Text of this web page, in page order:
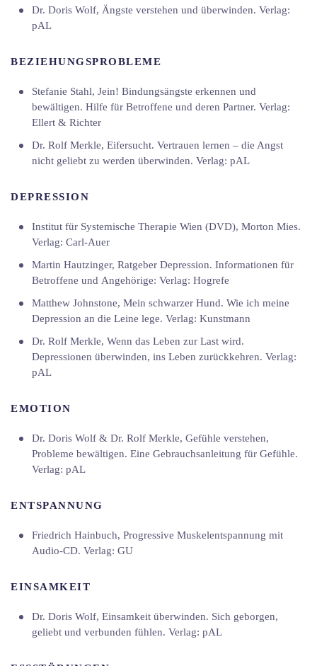
Dr. Doris Wolf, Ängste verstehen und überwinden. Verlag:
pAL
BEZIEHUNGSPROBLEME
Stefanie Stahl, Jein! Bindungsängste erkennen und
bewältigen. Hilfe für Betroffene und deren Partner. Verlag:
Ellert & Richter
Dr. Rolf Merkle, Eifersucht. Vertrauen lernen – die Angst
nicht geliebt zu werden überwinden. Verlag: pAL
DEPRESSION
Institut für Systemische Therapie Wien (DVD), Morton Mies.
Verlag: Carl-Auer
Martin Hautzinger, Ratgeber Depression. Informationen für
Betroffene und Angehörige: Verlag: Hogrefe
Matthew Johnstone, Mein schwarzer Hund. Wie ich meine
Depression an die Leine lege. Verlag: Kunstmann
Dr. Rolf Merkle, Wenn das Leben zur Last wird.
Depressionen überwinden, ins Leben zurückkehren. Verlag:
pAL
EMOTION
Dr. Doris Wolf & Dr. Rolf Merkle, Gefühle verstehen,
Probleme bewältigen. Eine Gebrauchsanleitung für Gefühle.
Verlag: pAL
ENTSPANNUNG
Friedrich Hainbuch, Progressive Muskelentspannung mit
Audio-CD. Verlag: GU
EINSAMKEIT
Dr. Doris Wolf, Einsamkeit überwinden. Sich geborgen,
geliebt und verbunden fühlen. Verlag: pAL